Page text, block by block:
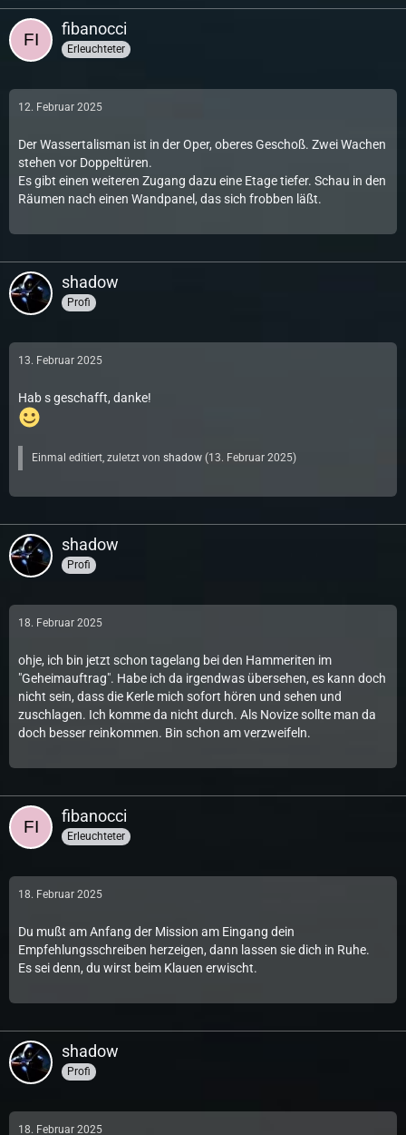
fibanocci
Erleuchteter
12. Februar 2025
Der Wassertalisman ist in der Oper, oberes Geschoß. Zwei Wachen
stehen vor Doppeltüren.
Es gibt einen weiteren Zugang dazu eine Etage tiefer. Schau in den
Räumen nach einen Wandpanel, das sich frobben läßt.
shadow
Profi
13. Februar 2025
Hab s geschafft, danke!
Einmal editiert, zuletzt von shadow (13. Februar 2025)
shadow
Profi
18. Februar 2025
ohje, ich bin jetzt schon tagelang bei den Hammeriten im
"Geheimauftrag". Habe ich da irgendwas übersehen, es kann doch
nicht sein, dass die Kerle mich sofort hören und sehen und
zuschlagen. Ich komme da nicht durch. Als Novize sollte man da
doch besser reinkommen. Bin schon am verzweifeln.
fibanocci
Erleuchteter
18. Februar 2025
Du mußt am Anfang der Mission am Eingang dein
Empfehlungsschreiben herzeigen, dann lassen sie dich in Ruhe.
Es sei denn, du wirst beim Klauen erwischt.
shadow
Profi
18. Februar 2025